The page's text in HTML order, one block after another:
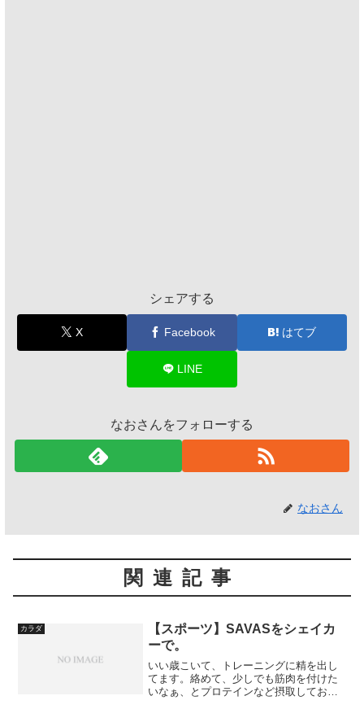
シェアする
X Facebook はてブ
LINE
なおさんをフォローする
なおさん
関連記事
カラダ
【スポーツ】SAVASをシェイカ
ーで。
いい歳こいて、トレーニングに精を出し
てます。絡めて、少しでも筋肉を付けた
いなぁ、とプロテインなど摂取しており